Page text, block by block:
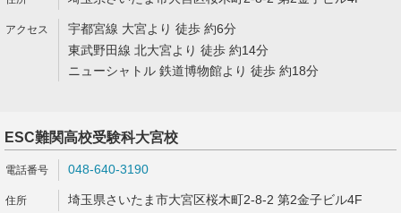
宇都宮線 大宮より 徒歩 約6分
東武野田線 北大宮より 徒歩 約14分
ニューシャトル 鉄道博物館より 徒歩 約18分
ESC難関高校受験科大宮校
048-640-3190
埼玉県さいたま市大宮区桜木町2-8-2 第2金子ビル4F